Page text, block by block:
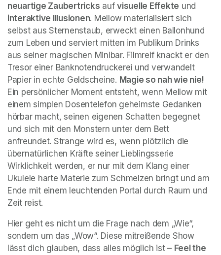
neuartige Zaubertricks auf visuelle Effekte
interaktive Illusionen. Mellow materialisiert sich
selbst aus Sternenstaub, erweckt einen Ballonhund
zum Leben und serviert mitten im Publikum Drinks
aus seiner magischen Minibar. Filmreif knackt er den
Tresor einer Banknotendruckerei und verwandelt
Papier in echte Geldscheine. Magie so nah wie nie!
Ein persönlicher Moment entsteht, wenn Mellow mit
einem simplen Dosentelefon geheimste Gedanken
hörbar macht, seinen eigenen Schatten begegnet
und sich mit den Monstern unter dem Bett
anfreundet. Strange wird es, wenn plötzlich die
übernatürlichen Kräfte seiner Lieblingsserie
Wirklichkeit werden, er nur mit dem Klang einer
Ukulele harte Materie zum Schmelzen bringt und am
Ende mit einem leuchtenden Portal durch Raum und
Zeit reist.
Hier geht es nicht um die Frage nach dem „Wie“,
sondern um das „Wow“. Diese mitreißende Show
lässt dich glauben, dass alles möglich ist – Feel the